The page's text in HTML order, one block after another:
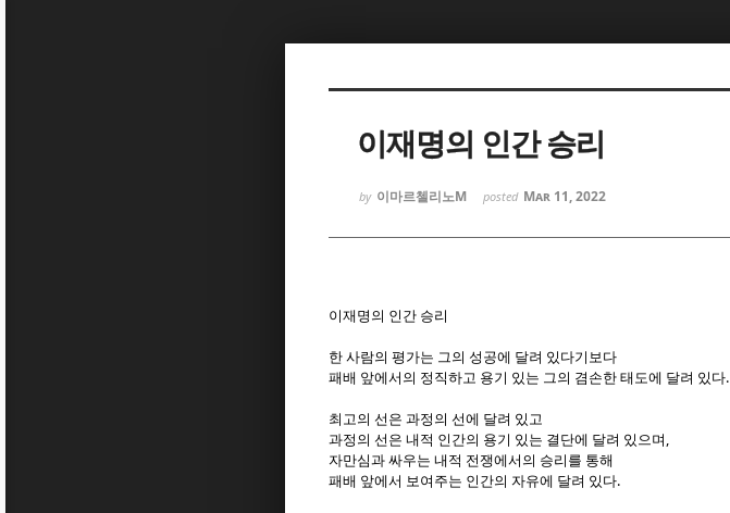
이재명의 인간 승리
by 이마르첼리노M posted Mar 11, 2022
이재명의 인간 승리
한 사람의 평가는 그의 성공에 달려 있다기보다
패배 앞에서의 정직하고 용기 있는 그의 겸손한 태도에 달려 있다.
최고의 선은 과정의 선에 달려 있고
과정의 선은 내적 인간의 용기 있는 결단에 달려 있으며 ,
자만심과 싸우는 내적 전쟁에서의 승리를 통해
패배 앞에서 보여주는 인간의 자유에 달려 있다.
Sketchbook5, 스케치북5
Sketchbook5, 스케치북5